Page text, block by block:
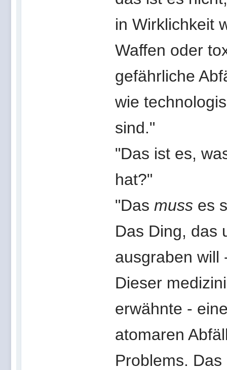
in Wirklichkeit
Waffen oder
gefährliche
wie
sind."
"Das ist es,
hat?"
"Das muss es
Das Ding, das
ausgraben will
Dieser
erwähnte -
atomaren
Problems.